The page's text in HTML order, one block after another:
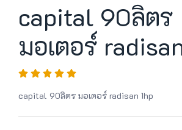
capital 90ลิตร
มอเตอร์
capital 90ลิตร มอเตอร์ radisan 1hp